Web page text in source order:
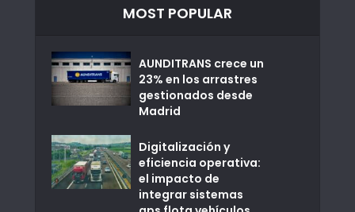
MOST POPULAR
AUNDITRANS crece un
23% en los arrastres
gestionados desde
Madrid
Digitalización y
eficiencia operativa:
el impacto de
integrar sistemas